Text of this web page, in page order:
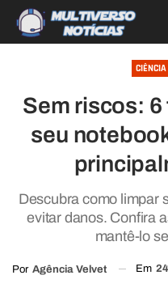
Sem riscos:
seu
Descubra como limpar
evitar danos. Confira
mantê-lo
Por Agência Velvet Em